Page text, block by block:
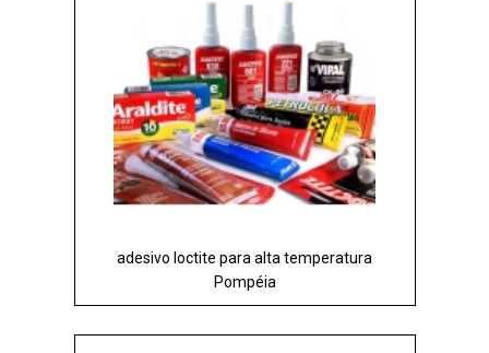
adesivo loctite para alta temperatura
Pompéia